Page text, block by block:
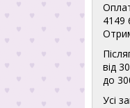
4149
від
до
Усі